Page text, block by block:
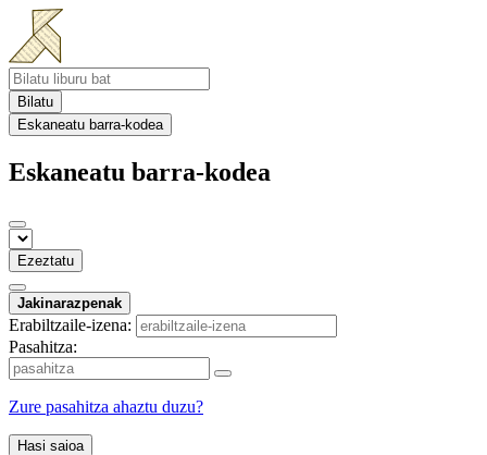
Bilatu
Eskaneatu barra-kodea
Eskaneatu barra-kodea
Ezeztatu
Jakinarazpenak
Erabiltzaile-izena:
Pasahitza:
Zure pasahitza ahaztu duzu?
Hasi saioa